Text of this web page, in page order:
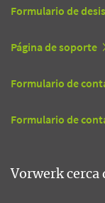
Formulario de
Página de soporte
Formulario de
Formulario de
Vorwerk cerca